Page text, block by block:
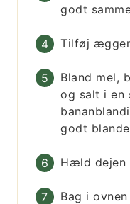
godt
Tilføj
Bland mel,
og salt i en
godt
Hæld dejen
Bag i